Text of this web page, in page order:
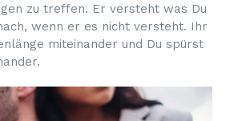
zu treffen. Er versteht was Du
wenn er es nicht versteht. Ihr
miteinander und Du spürst